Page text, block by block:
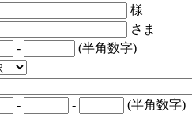
様
さま
-
(半角数字)
- -
(半角数字)